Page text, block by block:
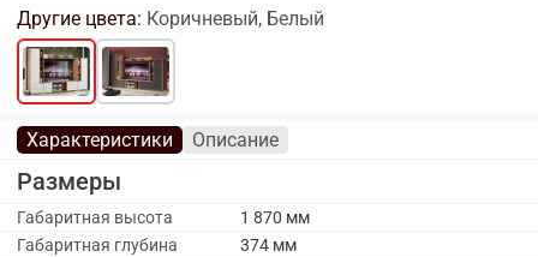
Другие цвета: Коричневый, Белый
Характеристики Описание
Размеры
Габаритная высота
1 870 мм
Габаритная глубина
374 мм